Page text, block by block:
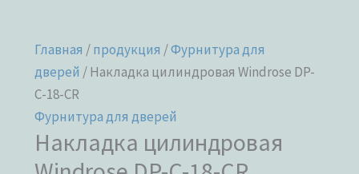
Главная /продукция /Фурнитура для
дверей / Накладка цилиндровая Windrose DP-
C-18-CR
Фурнитура для дверей
Накладка цилиндровая